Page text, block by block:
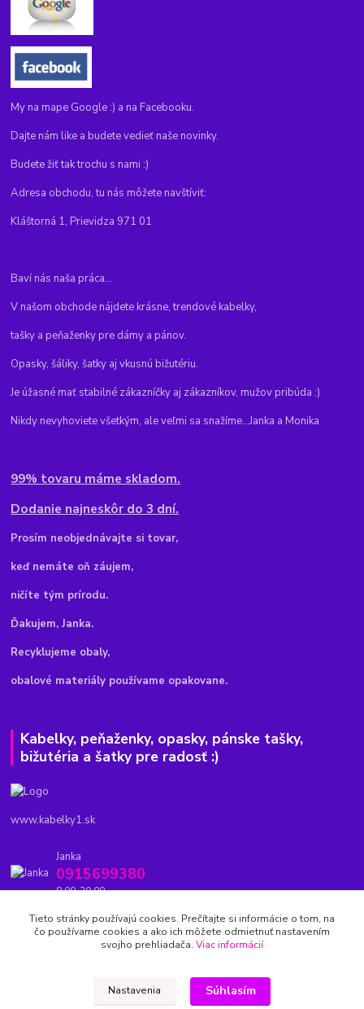
My na mape Google :) a na Facebooku.
Dajte nám like a budete vedieť naše novinky.
Budete žiť tak trochu s nami :)
Adresa obchodu, tu nás môžete navštíviť:
Kláštorná 1, Prievidza 971 01
Baví nás naša práca...
V našom obchode nájdete krásne, trendové kabelky,
tašky a peňaženky pre dámy a pánov.
Opasky, šáliky, šatky aj vkusnú bižutériu.
Je úžasné mať stabilné zákazníčky aj zákazníkov, mužov pribúda :)
Nikdy nevyhoviete všetkým, ale veľmi sa snažíme...Janka a Monika
99% tovaru máme skladom.
Dodanie najneskôr do 3 dní.
Prosím neobjednávajte si tovar,
keď nemáte oň záujem,
ničíte tým prírodu.
Ďakujem, Janka.
Recyklujeme obaly,
obalové materiály používame opakovane.
Kabelky, peňaženky, opasky, pánske tašky,
bižutéria a šatky pre radosť :)
www.kabelky1.sk
Janka
0915699380
8.00-20.00
kabelky1.sk@gmail.com
Tieto stránky používajú cookies. Prečítajte si informácie o tom, na
čo používame cookies a ako ich môžete odmietnuť nastavením
svojho prehliadača. Viac informácií
Nastavenia Súhlasím